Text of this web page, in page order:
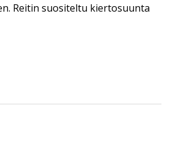
Reitin suositeltu kiertosuunta